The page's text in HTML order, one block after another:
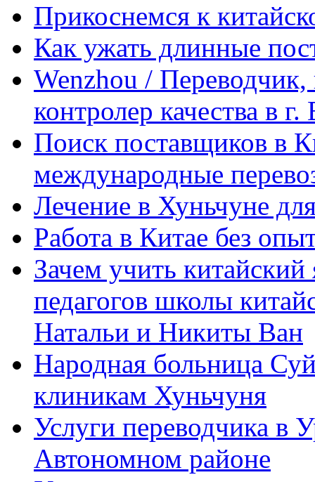
Прикоснемся к
Как ужать длинные
Wenzhou / Переводчик,
контролер качества в
Поиск поставщиков в
международные
Лечение в Хуньчуне
Работа в Китае без
Зачем учить
педагогов школы
Натальи и Никиты Ван
Народная больница
клиникам Хуньчуня
Услуги переводчика в
Автономном районе